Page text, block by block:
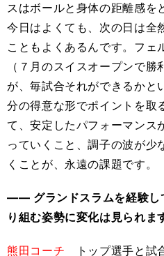
スはボールと身体の距離感を
今日はよくても、次の日は全
こともよくあるんです。フェ
（７月のスイスオープンで
が、毎試合それができるかと
分の得意な形でポイントを取
て、安定したパフォーマンス
っていくこと、調子の波が少
くことが、永遠の課題です。
―― グランドスラムを経験し
り組む姿勢に変化は見られま
熊田コーチ トップ選手と試